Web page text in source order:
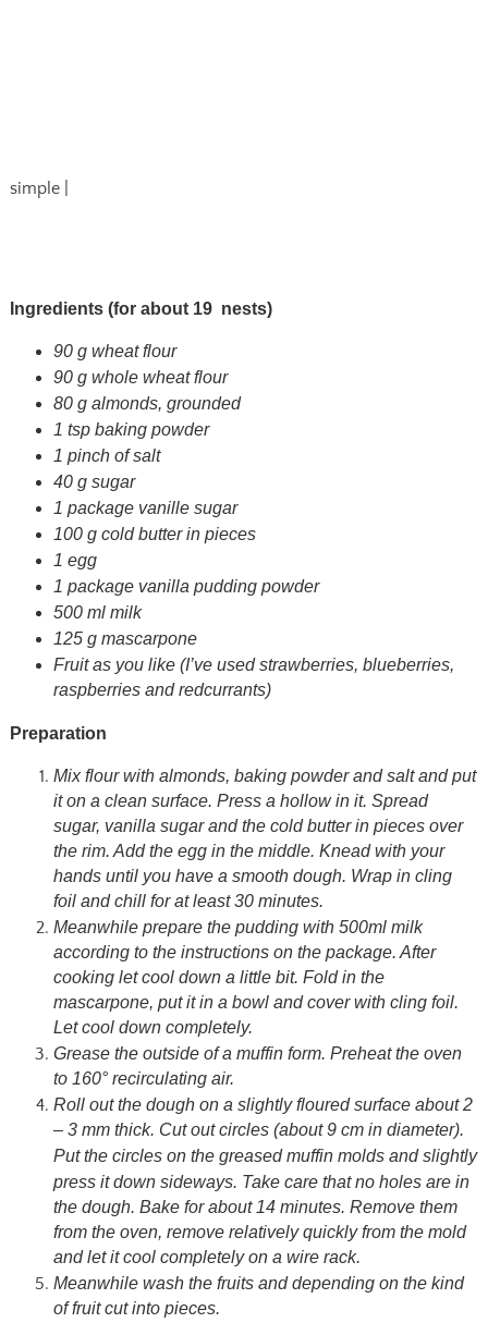
simple |
Ingredients (for about 19 nests)
90 g wheat flour
90 g whole wheat flour
80 g almonds, grounded
1 tsp baking powder
1 pinch of salt
40 g sugar
1 package vanille sugar
100 g cold butter in pieces
1 egg
1 package vanilla pudding powder
500 ml milk
125 g mascarpone
Fruit as you like (I’ve used strawberries, blueberries,
raspberries and redcurrants)
Preparation
Mix flour with almonds, baking powder and salt and put
it on a clean surface. Press a hollow in it. Spread
sugar, vanilla sugar and the cold butter in pieces over
the rim. Add the egg in the middle. Knead with your
hands until you have a smooth dough. Wrap in cling
foil and chill for at least 30 minutes.
Meanwhile prepare the pudding with 500ml milk
according to the instructions on the package. After
cooking let cool down a little bit. Fold in the
mascarpone, put it in a bowl and cover with cling foil.
Let cool down completely.
Grease the outside of a muffin form. Preheat the oven
to 160° recirculating air.
Roll out the dough on a slightly floured surface about 2
– 3 mm thick. Cut out circles (about 9 cm in diameter).
Put the circles on the greased muffin molds andslightly
press it down sideways. Take care that no holes are in
the dough. Bake for about 14 minutes. Remove them
from the oven, remove relatively quickly from the mold
and let it cool completely on a wire rack.
Meanwhile wash the fruits and depending on the kind
of fruit cut into pieces.